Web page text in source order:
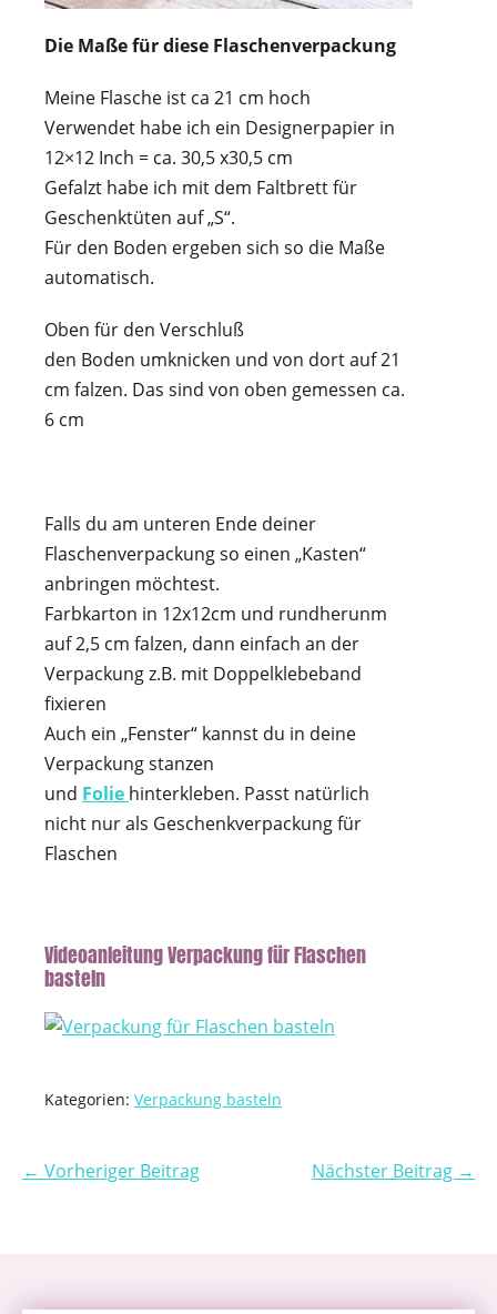
Die Maße für diese Flaschenverpackung
Meine Flasche ist ca 21 cm hoch
Verwendet habe ich ein Designerpapier in
12×12 Inch = ca. 30,5 x30,5 cm
Gefalzt habe ich mit dem Faltbrett für
Geschenktüten auf „S“.
Für den Boden ergeben sich so die Maße
automatisch.
Oben für den Verschluß
den Boden umknicken und von dort auf 21
cm falzen. Das sind von oben gemessen ca.
6 cm
Falls du am unteren Ende deiner
Flaschenverpackung so einen „Kasten“
anbringen möchtest.
Farbkarton in 12x12cm und rundherunm
auf 2,5 cm falzen, dann einfach an der
Verpackung z.B. mit Doppelklebeband
fixieren
Auch ein „Fenster“ kannst du in deine
Verpackung stanzen
und Folie hinterkleben. Passt natürlich
nicht nur als Geschenkverpackung für
Flaschen
Videoanleitung Verpackung für Flaschen
basteln
Kategorien: Verpackung basteln
← Vorheriger Beitrag Nächster Beitrag →